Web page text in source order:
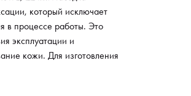
который исключает
в процессе работы. Это
эксплуатации и
кожи. Для изготовления
и высококачественный